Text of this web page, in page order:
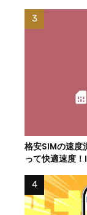
格安SIMの速
って快適速度